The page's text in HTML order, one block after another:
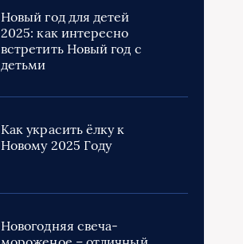
Новый год для детей
2025: как интересно
встретить Новый год с
детьми
Как украсить ёлку к
Новому 2025 Году
Новогодняя свеча-